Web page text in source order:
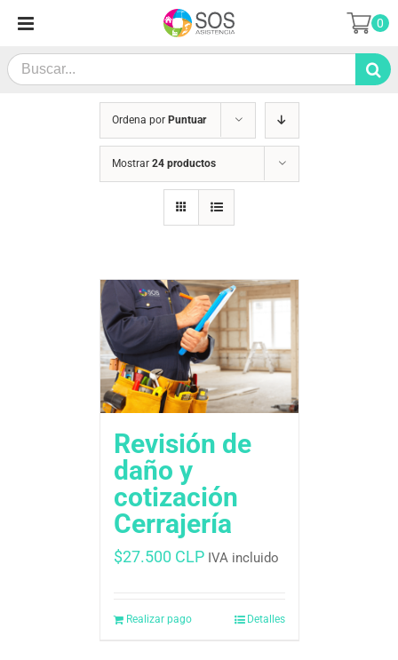
contenido
Search
for:
0
Ordena por Puntuar
Mostrar 24 productos
Revisión de
daño y
cotización
Cerrajería
$27.500 CLP IVA incluido
Realizar pago Detalles